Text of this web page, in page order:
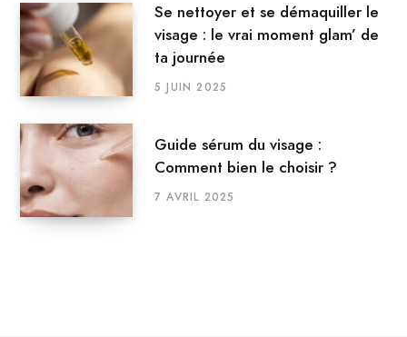
Se nettoyer et se démaquiller le
visage : le vrai moment glam’ de
ta journée
5 JUIN 2025
Guide sérum du visage :
Comment bien le choisir ?
7 AVRIL 2025